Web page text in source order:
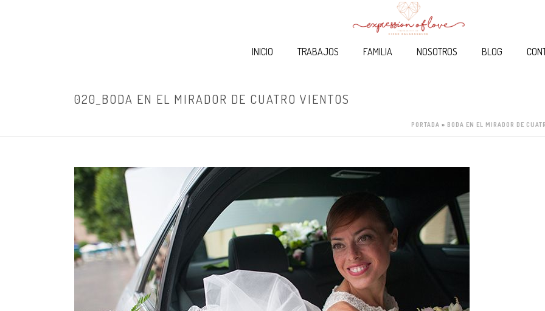
INICIO TRABAJOS FAMILIA NOSOTROS BLOG
020_BODA EN EL MIRADOR DE CUATRO VIENTOS
PORTADA » BODA EN EL MIRADOR DE